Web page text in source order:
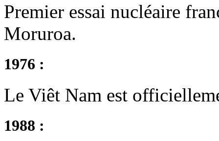
Premier essai nucléaire
Moruroa.
1976 :
Le Viêt Nam est
1988 :